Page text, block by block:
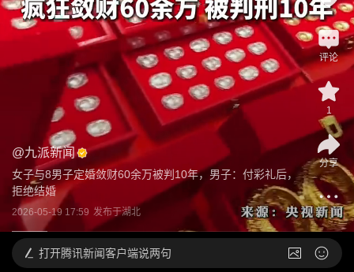
@九派新闻
女子与8男子定婚敛财60余万被判10年，男子：付彩礼后，
拒绝结婚
2026-05-19 17:59 发布于湖北
评论
1
分享
打开腾讯新闻客户端说两句